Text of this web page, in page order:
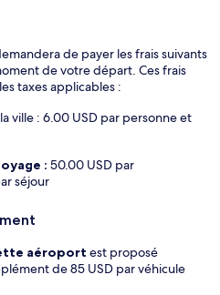
de payer les frais suivants
de votre départ. Ces frais
taxes applicables :
ville : 6.00 USD par personne et
: 50.00 USD par
séjour
aéroport est proposé
de 85 USD par véhicule